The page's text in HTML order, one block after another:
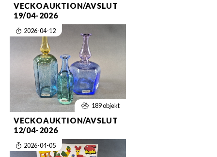
VECKOAUKTION/AVSLUT
19/04-2026
2026-04-12
189 objekt
VECKOAUKTION/AVSLUT
12/04-2026
2026-04-05